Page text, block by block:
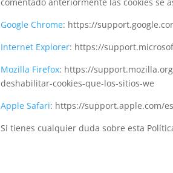
Google Chrome: https://
Internet Explorer: https://
Mozilla Firefox: https://
deshabilitar-cookies-que-los-sitios-we
Apple Safari: https://support.apple.com/
Si tienes cualquier duda sobre esta